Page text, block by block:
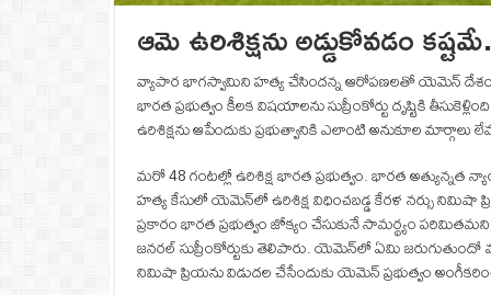
ఆమె ఉరిశిక్షను అడ్డుకోవడం కష్టమే..
వ్యాపార భాగస్వామిని హత్య చేసిందన్న ఆరోపణలతో యెమెన్‌ దేశం
భారత ప్రభుత్వం కీలక విషయాలను సుప్రీంకోర్టు దృష్టికి
ఉరిశిక్షను ఆపేందుకు ప్రభుత్వానికి ఎలాంటి అనుకూల మార్గాలు
మరో 48 గంటల్లో ఉరిశిక్ష భారత ప్రభుత్వం. భారత అత్యున్నత
హత్య కేసులో యెమెన్‌లో ఉరిశిక్ష విధించబడ్డ కేరళ నర్సు నిమిషా
ప్రకారం భారత ప్రభుత్వం జోక్యం చేసుకునే సామర్థ్యం
జనరల్‌ సుప్రీంకోర్టుకు తెలిపారు. యెమెన్‌లో ఏమి జరుగుతుందో
నిమిషా ప్రియను విడుదల చేసేందుకు యెమెన్ ప్రభుత్వం